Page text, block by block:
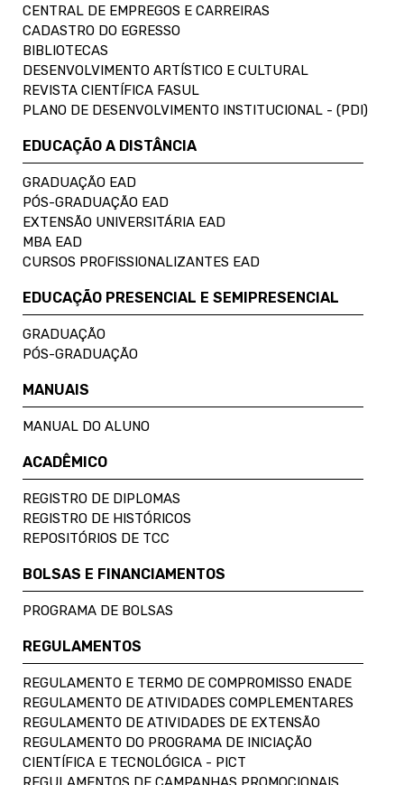
CENTRAL DE EMPREGOS E CARREIRAS
CADASTRO DO EGRESSO
BIBLIOTECAS
DESENVOLVIMENTO ARTÍSTICO E CULTURAL
REVISTA CIENTÍFICA FASUL
PLANO DE DESENVOLVIMENTO INSTITUCIONAL - (PDI)
EDUCAÇÃO A DISTÂNCIA
GRADUAÇÃO EAD
PÓS-GRADUAÇÃO EAD
EXTENSÃO UNIVERSITÁRIA EAD
MBA EAD
CURSOS PROFISSIONALIZANTES EAD
EDUCAÇÃO PRESENCIAL E SEMIPRESENCIAL
GRADUAÇÃO
PÓS-GRADUAÇÃO
MANUAIS
MANUAL DO ALUNO
ACADÊMICO
REGISTRO DE DIPLOMAS
REGISTRO DE HISTÓRICOS
REPOSITÓRIOS DE TCC
BOLSAS E FINANCIAMENTOS
PROGRAMA DE BOLSAS
REGULAMENTOS
REGULAMENTO E TERMO DE COMPROMISSO ENADE
REGULAMENTO DE ATIVIDADES COMPLEMENTARES
REGULAMENTO DE ATIVIDADES DE EXTENSÃO
REGULAMENTO DO PROGRAMA DE INICIAÇÃO
CIENTÍFICA E TECNOLÓGICA - PICT